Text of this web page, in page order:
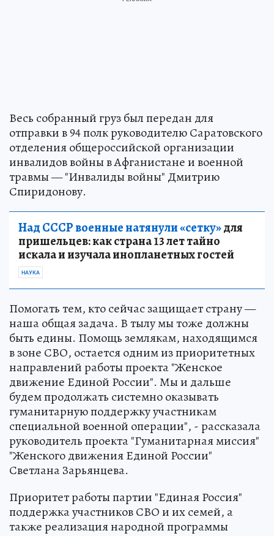
Весь собранный груз был передан для
отправки в 94 полк руководителю Саратовского
отделения общероссийской организации
инвалидов войны в Афганистане и военной
травмы — "Инвалиды войны" Дмитрию
Спиридонову.
Над СССР военные натянули «сетку»для
пришельцев: как страна 13 лет тайно
искала и изучала инопланетных гостей
НАУКА
Помогать тем, кто сейчас защищает страну —
наша общая задача. В тылу мы тоже должны
быть едины. Помощь землякам, находящимся
в зоне СВО, остается одним из приоритетных
направлений работы проекта "Женское
движение Единой России". Мы и дальше
будем продолжать системно оказывать
гуманитарную поддержку участникам
специальной военной операции", - рассказала
руководитель проекта "Гуманитарная миссия"
"Женского движения Единой России"
Светлана Зарьянцева.
Приоритет работы партии "Единая Россия"
поддержка участников СВО и их семей, а
также реализация народной программы